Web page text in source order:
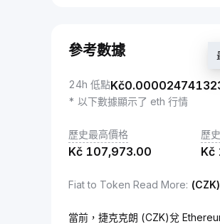
參考數據
24h 低點Kč
* 以下數據顯示了 eth 行情
歷史最高價格
Kč 107,973.00
歷
Kč
Fiat to Token Read More: (CZK)
當前，捷克克朗 (CZK)兌